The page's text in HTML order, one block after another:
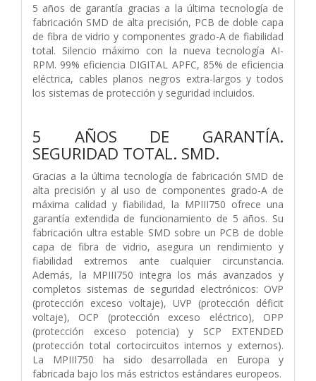
5 años de garantía gracias a la última tecnología de
fabricación SMD de alta precisión, PCB de doble capa
de fibra de vidrio y componentes grado-A de fiabilidad
total. Silencio máximo con la nueva tecnología AI-
RPM. 99% eficiencia DIGITAL APFC, 85% de eficiencia
eléctrica, cables planos negros extra-largos y todos
los sistemas de protección y seguridad incluidos.
5 AÑOS DE GARANTÍA.
SEGURIDAD TOTAL. SMD.
Gracias a la última tecnología de fabricación SMD de
alta precisión y al uso de componentes grado-A de
máxima calidad y fiabilidad, la MPIII750 ofrece una
garantía extendida de funcionamiento de 5 años. Su
fabricación ultra estable SMD sobre un PCB de doble
capa de fibra de vidrio, asegura un rendimiento y
fiabilidad extremos ante cualquier circunstancia.
Además, la MPIII750 integra los más avanzados y
completos sistemas de seguridad electrónicos: OVP
(protección exceso voltaje), UVP (protección déficit
voltaje), OCP (protección exceso eléctrico), OPP
(protección exceso potencia) y SCP EXTENDED
(protección total cortocircuitos internos y externos).
La MPIII750 ha sido desarrollada en Europa y
fabricada bajo los más estrictos estándares europeos.